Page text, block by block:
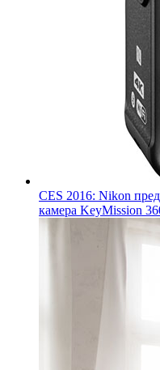
CES 2016: Nikon
камера KeyMission